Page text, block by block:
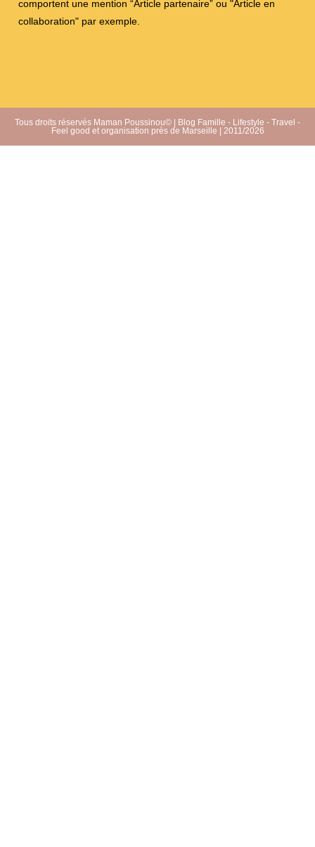
comportent une mention “Article partenaire” ou "Article en
collaboration" par exemple.
Tous droits réservés Maman Poussinou© | Blog Famille - Lifestyle - Travel -
Feel good et organisation près de Marseille | 2011/2026